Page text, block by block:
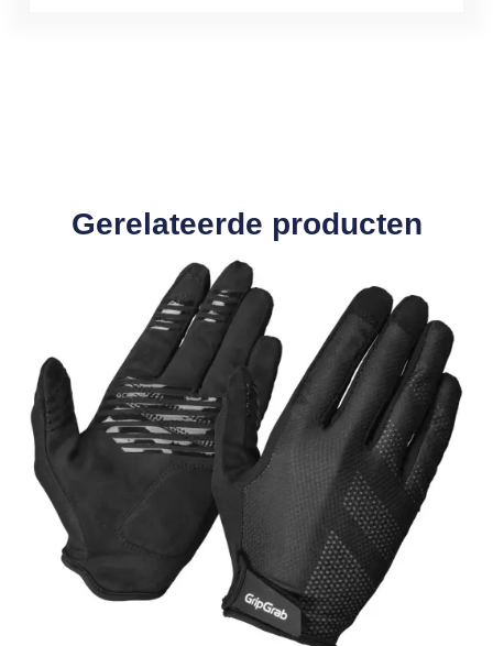
Gerelateerde producten